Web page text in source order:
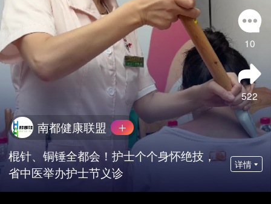
10
522
南都健康联盟
棍针、铜锤全都会！护士个个身怀绝技，
省中医举办护士节义诊
详情